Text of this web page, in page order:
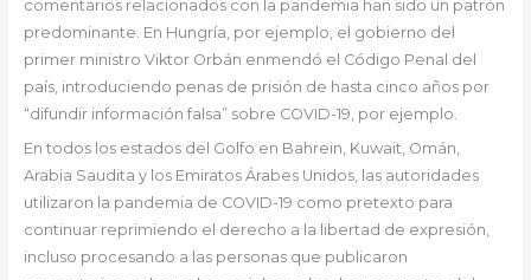
comentarios relacionados con la pandemia han sido un patrón
predominante. En Hungría, por ejemplo, el gobierno del
primer ministro Viktor Orbán enmendó el Código Penal del
país, introduciendo penas de prisión de hasta cinco años por
“difundir información falsa” sobre COVID-19, por ejemplo.
En todos los estados del Golfo en Bahrein, Kuwait, Omán,
Arabia Saudita y los Emiratos Árabes Unidos, las autoridades
utilizaron la pandemia de COVID-19 como pretexto para
continuar reprimiendo el derecho a la libertad de expresión,
incluso procesando a las personas que publicaron